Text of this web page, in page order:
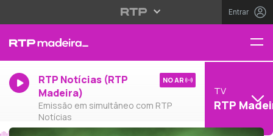
Entrar
RTP Notícias (RTP
Madeira)
Emissão em simultâneo com RTP
Notícias
NO AR
TV
RTP